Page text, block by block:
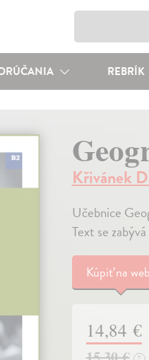
REBRÍK
Křivánek
Učebnice
Text se
Kúpiťna
14,84 €